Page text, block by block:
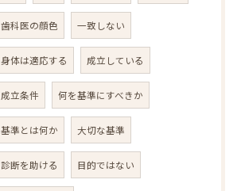
歯科医の顔色 一致しない
身体は適応する 成立している
成立条件 何を基準にすべきか
基準とは何か 大切な基準
診断を助ける 目的ではない